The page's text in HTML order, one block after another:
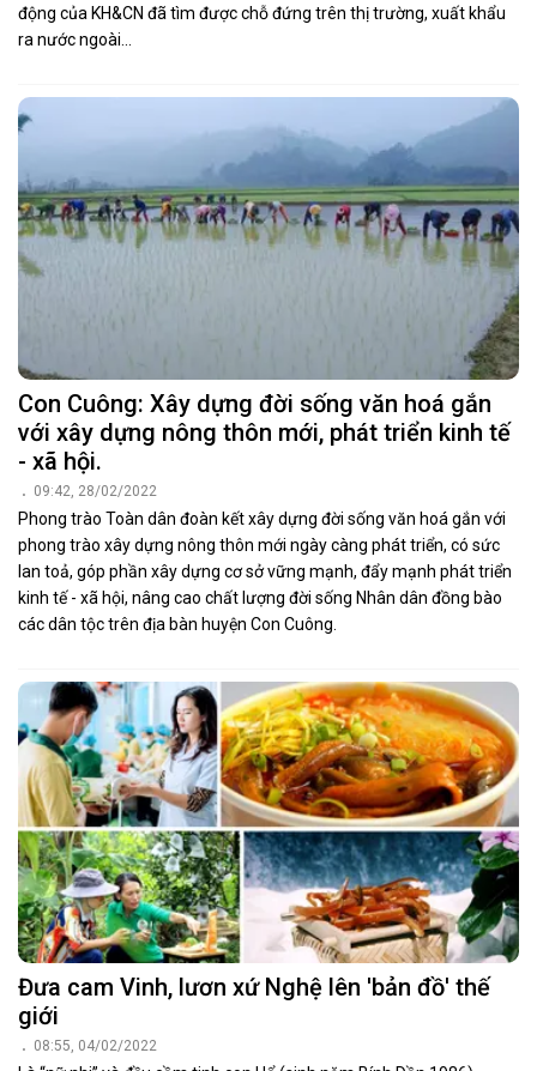
động của KH&CN đã tìm được chỗ đứng trên thị trường, xuất khẩu
ra nước ngoài...
Con Cuông: Xây dựng đời sống văn hoá gắn
với xây dựng nông thôn mới, phát triển kinh tế
- xã hội.
09:42, 28/02/2022
Phong trào Toàn dân đoàn kết xây dựng đời sống văn hoá gắn với
phong trào xây dựng nông thôn mới ngày càng phát triển, có sức
lan toả, góp phần xây dựng cơ sở vững mạnh, đẩy mạnh phát triển
kinh tế - xã hội, nâng cao chất lượng đời sống Nhân dân đồng bào
các dân tộc trên địa bàn huyện Con Cuông.
Đưa cam Vinh, lươn xứ Nghệ lên 'bản đồ' thế
giới
08:55, 04/02/2022